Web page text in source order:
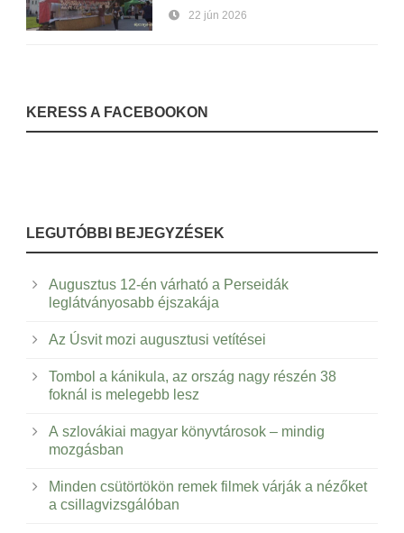
22 jún 2026
KERESS A FACEBOOKON
LEGUTÓBBI BEJEGYZÉSEK
Augusztus 12-én várható a Perseidák
leglátványosabb éjszakája
Az Úsvit mozi augusztusi vetítései
Tombol a kánikula, az ország nagy részén 38
foknál is melegebb lesz
A szlovákiai magyar könyvtárosok – mindig
mozgásban
Minden csütörtökön remek filmek várják a nézőket
a csillagvizsgálóban